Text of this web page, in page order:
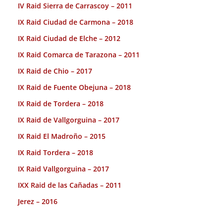
IV Raid Sierra de Carrascoy – 2011
IX Raid Ciudad de Carmona – 2018
IX Raid Ciudad de Elche – 2012
IX Raid Comarca de Tarazona – 2011
IX Raid de Chio – 2017
IX Raid de Fuente Obejuna – 2018
IX Raid de Tordera – 2018
IX Raid de Vallgorguina – 2017
IX Raid El Madroño – 2015
IX Raid Tordera – 2018
IX Raid Vallgorguina – 2017
IXX Raid de las Cañadas – 2011
Jerez – 2016